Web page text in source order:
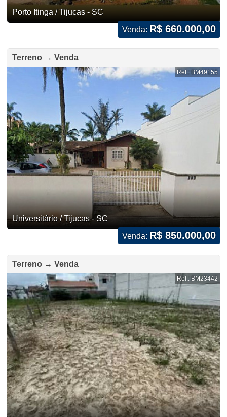
Porto Itinga / Tijucas - SC
Venda: R$ 660.000,00
Terreno → Venda
Ref.: BM49155
Universitário / Tijucas - SC
Venda: R$ 850.000,00
Terreno → Venda
Ref.: BM23442